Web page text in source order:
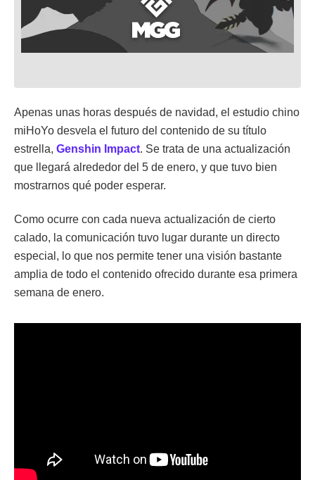
Apenas unas horas después de navidad, el estudio chino
miHoYo desvela el futuro del contenido de su título
estrella, Genshin Impact. Se trata de una actualización
que llegará alrededor del 5 de enero, y que tuvo bien
mostrarnos qué poder esperar.
Como ocurre con cada nueva actualización de cierto
calado, la comunicación tuvo lugar durante un directo
especial, lo que nos permite tener una visión bastante
amplia de todo el contenido ofrecido durante esa primera
semana de enero.